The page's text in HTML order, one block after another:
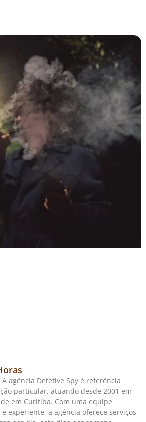
agência Detetive Spy é referência
particular, atuando desde 2001 em
em Curitiba. Com uma equipe
experiente, a agência oferece serviços